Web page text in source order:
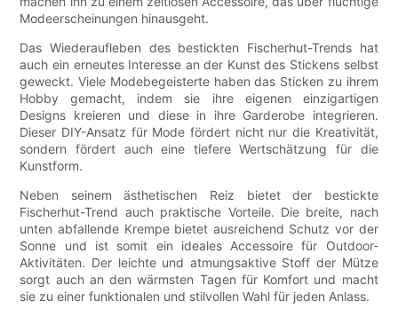
Modeerscheinungen hinausgeht.
Das Wiederaufleben des bestickten Fischerhut-Trends hat
auch ein erneutes Interesse an der Kunst des Stickens selbst
geweckt. Viele Modebegeisterte haben das Sticken zu ihrem
Hobby gemacht, indem sie ihre eigenen einzigartigen
Designs kreieren und diese in ihre Garderobe integrieren.
Dieser DIY-Ansatz für Mode fördert nicht nur die Kreativität,
sondern fördert auch eine tiefere Wertschätzung für die
Kunstform.
Neben seinem ästhetischen Reiz bietet der bestickte
Fischerhut-Trend auch praktische Vorteile. Die breite, nach
unten abfallende Krempe bietet ausreichend Schutz vor der
Sonne und ist somit ein ideales Accessoire für Outdoor-
Aktivitäten. Der leichte und atmungsaktive Stoff der Mütze
sorgt auch an den wärmsten Tagen für Komfort und macht
sie zu einer funktionalen und stilvollen Wahl für jeden Anlass.